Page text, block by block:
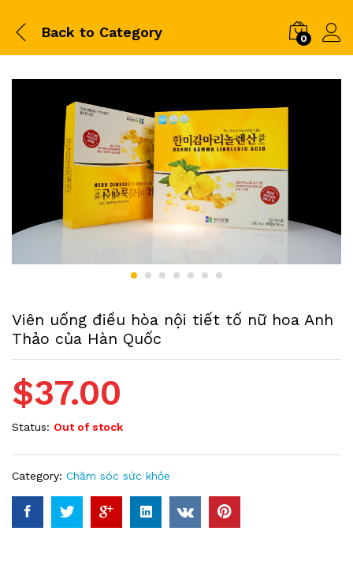
Back to Category 0
Viên uống điều hòa nội tiết tố nữ hoa Anh
Thảo của Hàn Quốc
$37.00
Status: Out of stock
Category: Chăm sóc sức khỏe